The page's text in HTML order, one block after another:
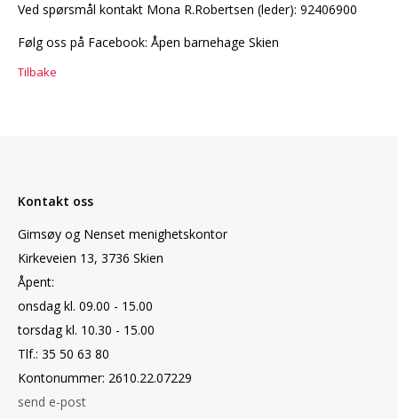
Ved spørsmål kontakt Mona R.Robertsen (leder): 92406900
Følg oss på Facebook: Åpen barnehage Skien
Tilbake
Kontakt oss
Gimsøy og Nenset menighetskontor
Kirkeveien 13, 3736 Skien
Åpent:
onsdag kl. 09.00 - 15.00
torsdag kl. 10.30 - 15.00
Tlf.: 35 50 63 80
Kontonummer: 2610.22.07229
send e-post